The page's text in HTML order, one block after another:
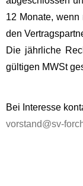
12 Monate, wenn
den
Die jährliche
gültigen MWSt
Bei Interesse
vorstand@sv-